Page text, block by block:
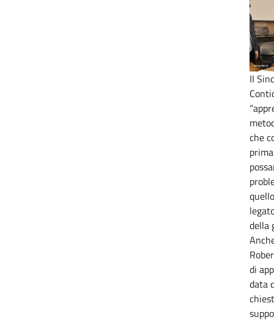
Il
che
della
di
data